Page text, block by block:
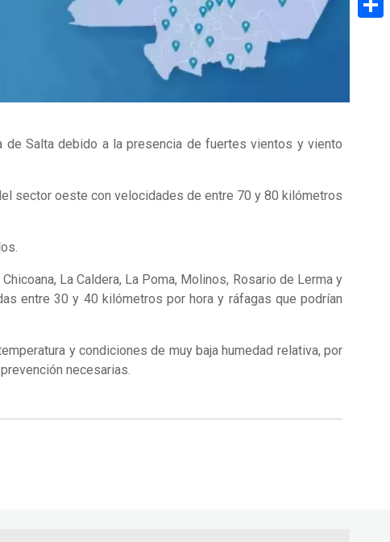
Salta debido a la presencia de fuertes vientos y viento
sector oeste con velocidades de entre 70 y 80 kilómetros
La Caldera, La Poma, Molinos, Rosario de Lerma y
entre 30 y 40 kilómetros por hora y ráfagas que podrían
y condiciones de muy baja humedad relativa, por
necesarias.